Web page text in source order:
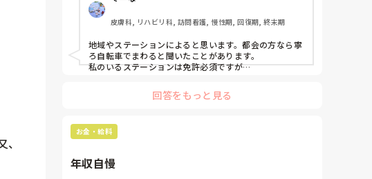
皮膚科, リハビリ科, 訪問看護, 慢性期, 回復期, 終末期
地域やステーションによると思います。都会の方なら寧
ろ自転車でまわると聞いたことがあります。
私のいるステーションは免許必須ですが…
回答をもっと見る
お金・給料
年収自慢